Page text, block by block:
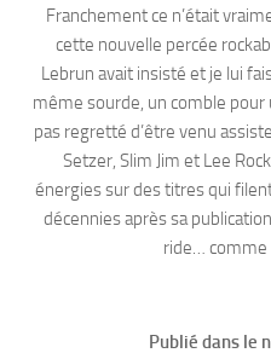
Franchement ce n’était
cette nouvelle percée
Lebrun avait insisté et je lui
même sourde, un comble pour
pas regretté d’être venu
Setzer, Slim Jim et Lee
énergies sur des titres qui
décennies après sa
ride… comme
Publié dans le